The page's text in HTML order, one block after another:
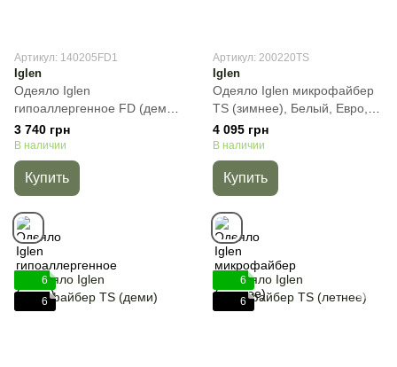
Артикул: 140205FD1
Iglen
Одеяло Iglen
гипоаллергенное FD (деми),
Белый, Полуторный,
140х205 см, 580 г
3 740 грн
В наличии
Купить
Артикул: 200220TS
Iglen
Одеяло Iglen микрофайбер
TS (зимнее), Белый, Евро,
200х220 см, 1320 г
4 095 грн
В наличии
Купить
6
6
6
6